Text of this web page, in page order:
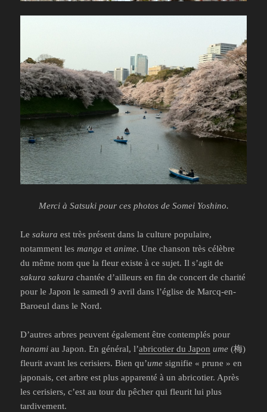
Merci à Satsuki pour ces photos de Somei Yoshino.
Lesakura est très présent dans la culture populaire,
notamment lesmanga etanime. Une chanson très célèbre
du même nom que la fleur existe à ce sujet. Il s’agit de
sakura sakura chantée d’ailleurs en fin de concert de charité
pour le Japon le samedi 9 avril dans l’église de Marcq-en-
Baroeul dans le Nord.
D’autres arbres peuvent également être contemplés pour
hanami au Japon. En général, l’abricotier du Japon ume (梅)
fleurit avant les cerisiers. Bien qu’ume signifie « prune » en
japonais, cet arbre est plus apparenté à un abricotier. Après
les cerisiers, c’est au tour du pêcher qui fleurit lui plus
tardivement.